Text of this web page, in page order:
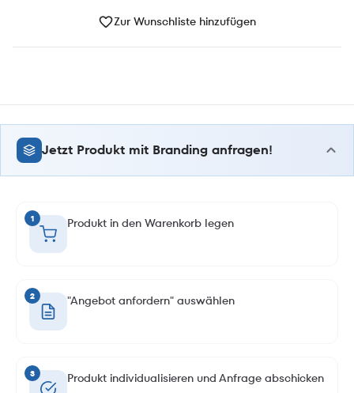
Zur Wunschliste hinzufügen
Jetzt Produkt mit Branding anfragen!
1 Produkt in den Warenkorb legen
2 "Angebot anfordern" auswählen
3 Produkt individualisieren und Anfrage abschicken